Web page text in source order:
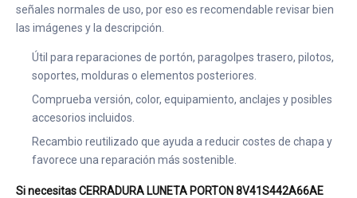
señales normales de uso, por eso es recomendable revisar bien
las imágenes y la descripción.
Útil para reparaciones de portón, paragolpes trasero, pilotos,
soportes, molduras o elementos posteriores.
Comprueba versión, color, equipamiento, anclajes y posibles
accesorios incluidos.
Recambio reutilizado que ayuda a reducir costes de chapa y
favorece una reparación más sostenible.
Si necesitas CERRADURA LUNETA PORTON 8V41S442A66AE